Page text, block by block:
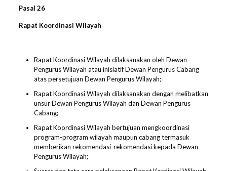
Pasal 26
Rapat Koordinasi Wilayah
Rapat Koordinasi Wilayah dilaksanakan oleh Dewan
Pengurus Wilayah atau inisiatif Dewan Pengurus Cabang
atas persetujuan Dewan Pengurus Wilayah;
Rapat Koordinasi Wilayah dilaksanakan dengan melibatkan
unsur Dewan Pengurus Wilayah dan Dewan Pengurus
Cabang;
Rapat Koordinasi Wilayah bertujuan mengkoordinasi
program-program wilayah maupun cabang termasuk
memberikan rekomendasi-rekomendasi kepada Dewan
Pengurus Wilayah;